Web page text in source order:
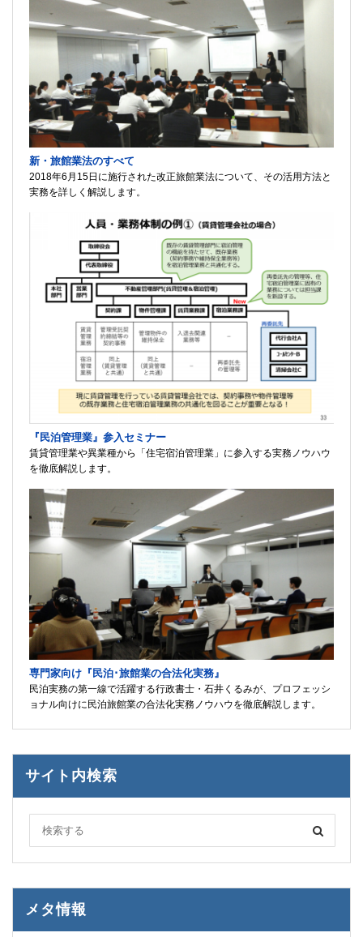
新・旅館業法のすべて
2018年6月15日に施行された改正旅館業法について、その活用方法と
実務を詳しく解説します。
『民泊管理業』参入セミナー
賃貸管理業や異業種から「住宅宿泊管理業」に参入する実務ノウハウ
を徹底解説します。
専門家向け『民泊･旅館業の合法化実務』
民泊実務の第一線で活躍する行政書士・石井くるみが、プロフェッシ
ョナル向けに民泊旅館業の合法化実務ノウハウを徹底解説します。
サイト内検索
メタ情報